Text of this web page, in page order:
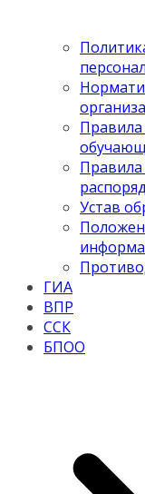
Правила
Правила
Устав
ГИА
ВПР
ССК
БПОО